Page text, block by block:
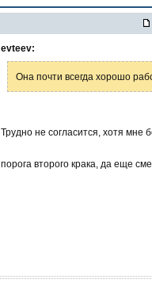
evteev:
Она почти всегда хорошо
Трудно не согласится, хотя
порога второго крака, да еще